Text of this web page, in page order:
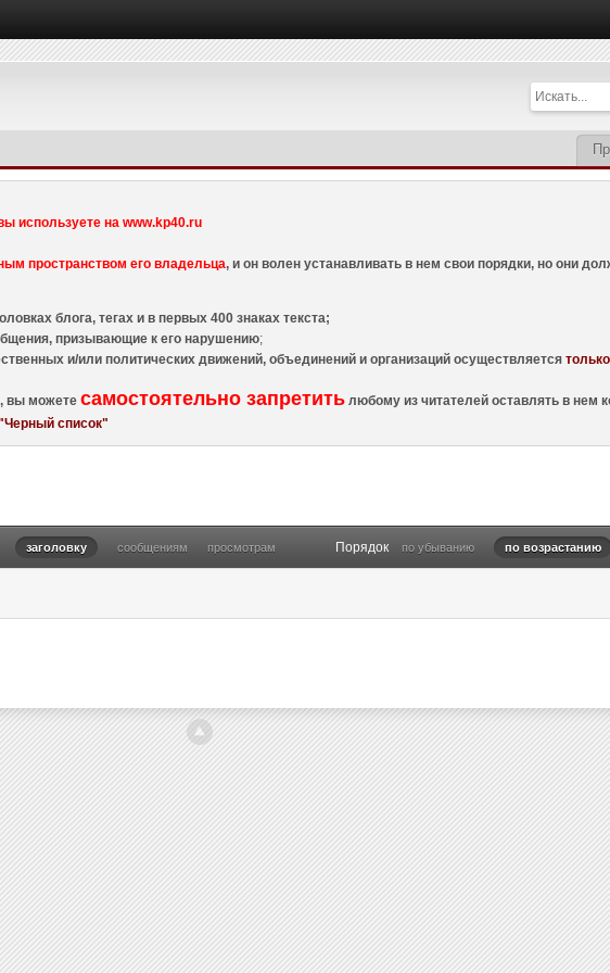
используете на www.kp40.ru
пространством его владельца, и он волен устанавливать в нем свои порядки, но они
блога, тегах и в первых 400 знаках текста;
призывающие к его нарушению;
и/или политических движений, объединений и организаций осуществляется
, вы можетесамостоятельно запретить любому из читателей оставлять в нем
список"
заголовку сообщениям просмотрам Порядок по убыванию по возрастанию